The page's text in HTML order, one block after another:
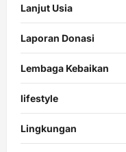
Lanjut Usia
Laporan Donasi
Lembaga Kebaikan
lifestyle
Lingkungan